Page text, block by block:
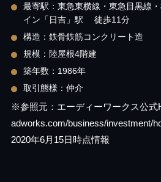
最寄駅：東急東横線・東急目黒線
イン「日吉」駅 徒歩11分
構造：鉄骨鉄筋コンクリート造
規模：陸屋根4階建
築年数：1986年
取引態様：仲介
※参照元：エーディーワークス公式
adworks.com/business/investment/
2020年6月15日時点情報